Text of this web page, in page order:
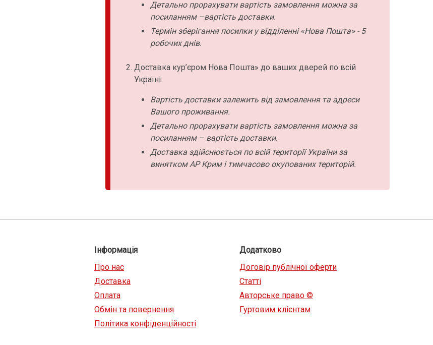
Детально прорахувати вартість замовлення можна за
посиланням –вартість доставки.
Термін зберігання посилки у відділенні «Нова Пошта» - 5
робочих днів.
Доставка кур’єром Нова Пошта» до ваших дверей по всій
Україні:
Вартість доставки залежить від замовлення та адреси
Вашого проживання.
Детально прорахувати вартість замовлення можна за
посиланням – вартість доставки.
Доставка здійснюється по всій території України за
винятком АР Крим і тимчасово окупованих територій.
Інформація
Про нас
Доставка
Оплата
Обмін та повернення
Політика конфіденційності
Додатково
Договір публічної оферти
Статті
Авторське право ©
Гуртовим клієнтам